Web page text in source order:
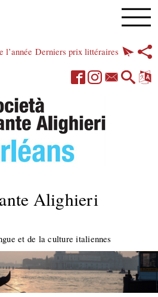
l’année Derniers prix littéraires
Alighieri
et de la culture italiennes